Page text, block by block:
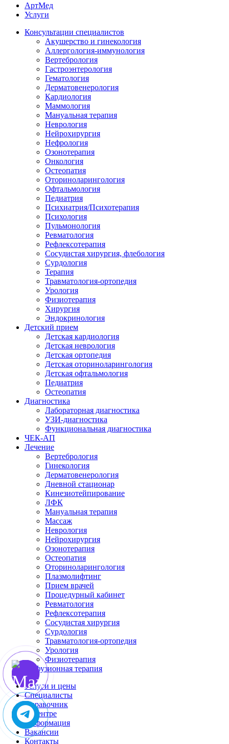
АртМед
Услуги
Консультации специалистов
Акушерство и гинекология
Аллергология-иммунология
Вертебрология
Гастроэнтерология
Гематология
Дерматовенерология
Кардиология
Маммология
Мануальная терапия
Неврология
Нейрохирургия
Нефрология
Озонотерапия
Онкология
Остеопатия
Оториноларингология
Офтальмология
Педиатрия
Психиатрия/Психотерапия
Психология
Пульмонология
Ревматология
Рефлексотерапия
Сосудистая хирургия, флебология
Сурдология
Терапия
Травматология-ортопедия
Урология
Физиотерапия
Хирургия
Эндокринология
Детский прием
Детская кардиология
Детская неврология
Детская ортопедия
Детская оториноларингология
Детская офтальмология
Педиатрия
Остеопатия
Диагностика
Лабораторная диагностика
УЗИ-диагностика
Функциональная диагностика
ЧЕК-АП
Лечение
Вертебрология
Гинекология
Дерматовенерология
Дневной стационар
Кинезиотейпирование
ЛФК
Мануальная терапия
Массаж
Неврология
Нейрохирургия
Озонотерапия
Остеопатия
Оториноларингология
Плазмолифтинг
Прием врачей
Процедурный кабинет
Ревматология
Рефлексотерапия
Сосудистая хирургия
Сурдология
Травматология-ортопедия
Урология
Физиотерапия
Инфузионная терапия
Услуги и цены
Специалисты
Справочник
О центре
Информация
Вакансии
Контакты